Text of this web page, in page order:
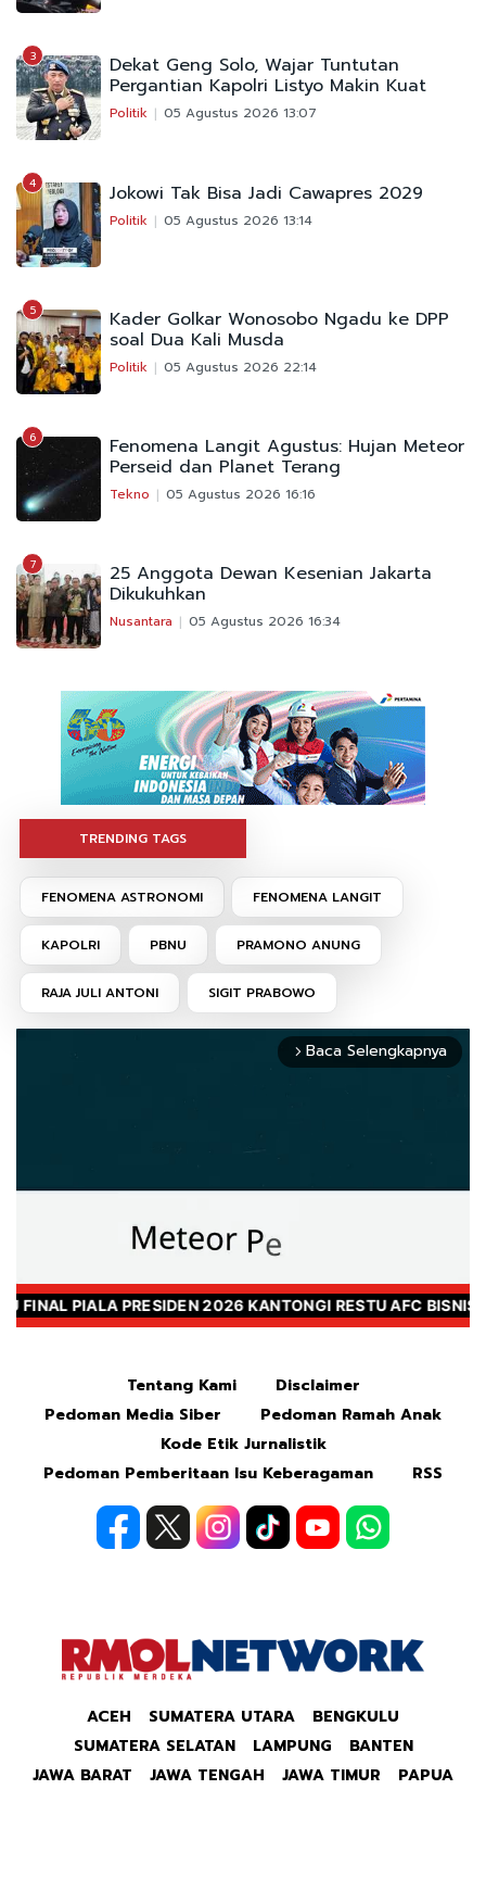
3 Dekat Geng Solo, Wajar Tuntutan
Pergantian Kapolri Listyo Makin Kuat
Politik 05 Agustus 2026 13:07
4 Jokowi Tak Bisa Jadi Cawapres 2029
Politik 05 Agustus 2026 13:14
5 Kader Golkar Wonosobo Ngadu ke DPP
soal Dua Kali Musda
Politik 05 Agustus 2026 22:14
6 Fenomena Langit Agustus: Hujan Meteor
Perseid dan Planet Terang
Tekno 05 Agustus 2026 16:16
7 25 Anggota Dewan Kesenian Jakarta
Dikukuhkan
Nusantara 05 Agustus 2026 16:34
TRENDING TAGS
FENOMENA ASTRONOMI FENOMENA LANGIT
KAPOLRI PBNU PRAMONO ANUNG
RAJA JULI ANTONI SIGIT PRABOWO
arrow_forward_ios Baca Selengkapnya
Tentang Kami
Disclaimer
Pedoman Media Siber
Pedoman Ramah Anak
Kode Etik Jurnalistik
Pedoman Pemberitaan Isu Keberagaman
RSS
ACEH SUMATERA UTARA
BENGKULU
SUMATERA SELATAN
LAMPUNG
BANTEN
JAWA BARAT
JAWA TENGAH JAWA TIMUR PAPUA